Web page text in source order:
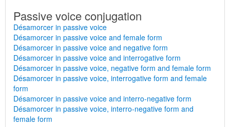
Passive voice conjugation
Désamorcer in passive voice
Désamorcer in passive voice and female form
Désamorcer in passive voice and negative form
Désamorcer in passive voice and interrogative form
Désamorcer in passive voice, negative form and female form
Désamorcer in passive voice, interrogative form and female
form
Désamorcer in passive voice and interro-negative form
Désamorcer in passive voice, interro-negative form and
female form